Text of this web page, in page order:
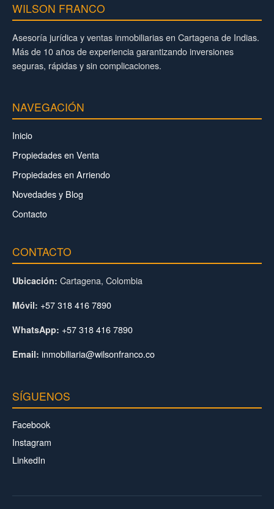
WILSON FRANCO
Asesoría jurídica y ventas inmobiliarias en Cartagena de Indias.
Más de 10 años de experiencia garantizando inversiones
seguras, rápidas y sin complicaciones.
NAVEGACIÓN
Inicio
Propiedades en Venta
Propiedades en Arriendo
Novedades y Blog
Contacto
CONTACTO
Ubicación: Cartagena, Colombia
Móvil: +57 318 416 7890
WhatsApp: +57 318 416 7890
Email: inmobiliaria@wilsonfranco.co
SÍGUENOS
Facebook
Instagram
LinkedIn